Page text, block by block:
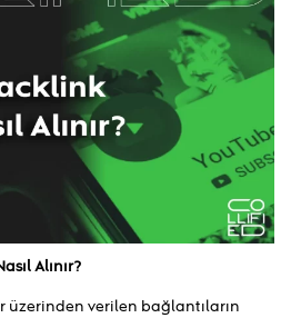
Alınır?
üzerinden verilen bağlantıların